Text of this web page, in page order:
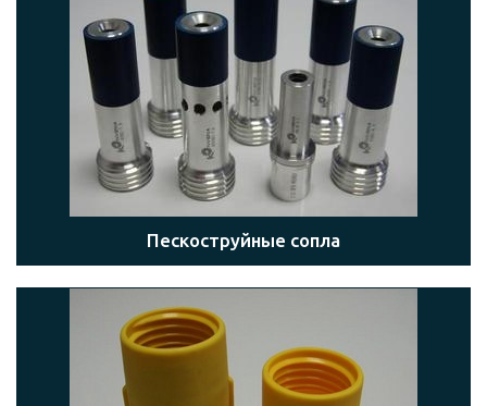
Пескоструйные сопла